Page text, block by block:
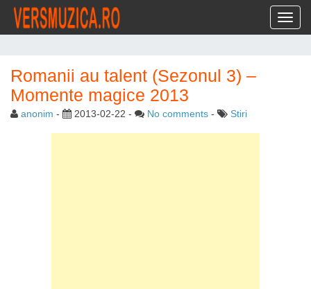
Romanii au talent (Sezonul 3) –
Momente magice 2013
anonim - 2013-02-22 - No comments - Stiri